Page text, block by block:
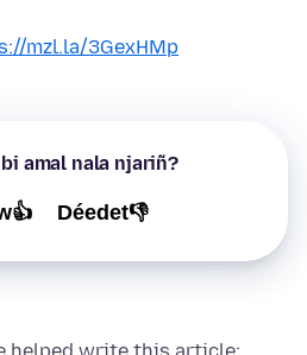
mzl.la/3GexHMp
amal nala njariñ?
Déedet👎